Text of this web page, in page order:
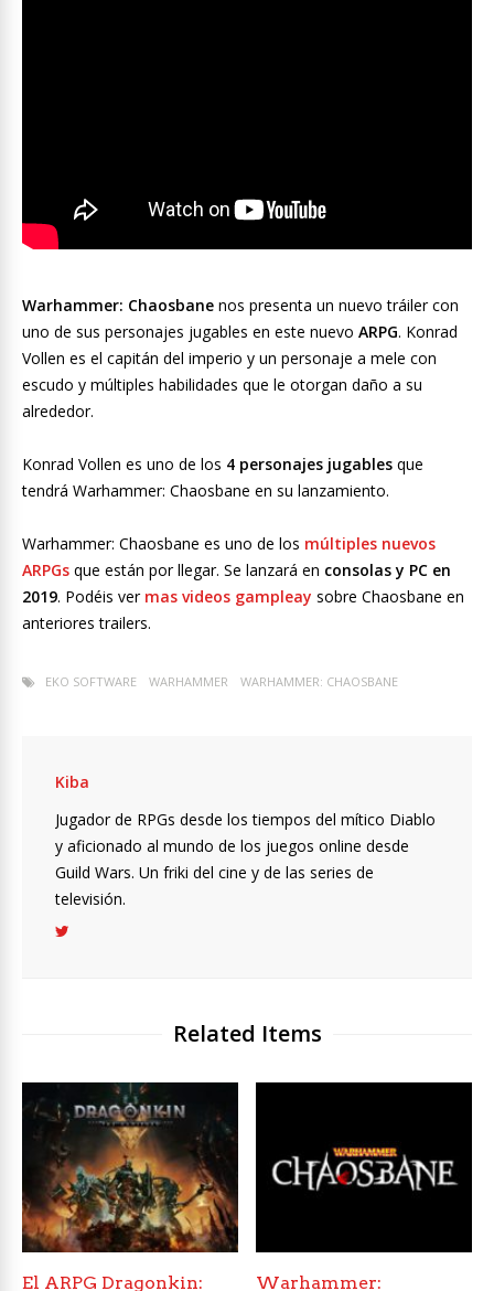
Warhammer: Chaosbane nos presenta un nuevo tráiler con
uno de sus personajes jugables en este nuevo ARPG. Konrad
Vollen es el capitán del imperio y un personaje a mele con
escudo y múltiples habilidades que le otorgan daño a su
alrededor.
Konrad Vollen es uno de los 4 personajes jugables que
tendrá Warhammer: Chaosbane en su lanzamiento.
Warhammer: Chaosbane es uno de los múltiples nuevos
ARPGs que están por llegar. Se lanzará en consolas y PC en
2019. Podéis vermas videos gampleay sobre Chaosbane en
anteriores trailers.
EKO SOFTWARE WARHAMMER WARHAMMER: CHAOSBANE
Kiba
Jugador de RPGs desde los tiempos del mítico Diablo
y aficionado al mundo de los juegos online desde
Guild Wars. Un friki del cine y de las series de
televisión.
Related Items
El ARPG Dragonkin: Warhammer: